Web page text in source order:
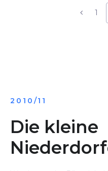
1
2010/11
Die kleine